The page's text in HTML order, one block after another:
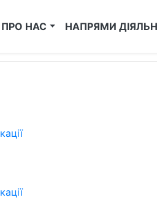
ПРО НАС НАПРЯМИ